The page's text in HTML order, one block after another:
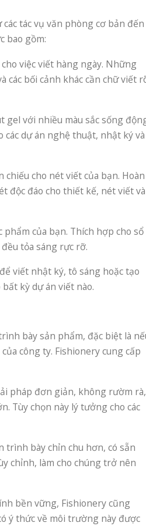
tác vụ văn phòng cơ bản đến
bao gồm:
việc viết hàng ngày. Những
bối cảnh khác cần chữ viết
gel với nhiều màu sắc sống
các dự án nghệ thuật, nhật ký và
cho nét viết của bạn. Hoàn
độc đáo cho thiết kế, nét viết và
của bạn. Thích hợp cho sổ
tỏa sáng rực rỡ.
viết nhật ký, tô sáng hoặc tạo
kỳ dự án viết nào.
bày sản phẩm, đặc biệt là
công ty. Fishionery cung cấp
pháp đơn giản, không rườm rà,
Tùy chọn này lý tưởng cho các
trình bày chỉn chu hơn, có sẵn
chỉnh, làm cho chúng trở nên
bền vững, Fishionery cũng
ý thức về môi trường này được